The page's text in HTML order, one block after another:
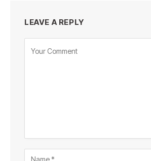
LEAVE A REPLY